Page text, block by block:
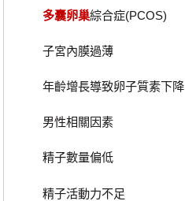
多囊卵巢綜合症(PCOS)
子宮內膜過薄
年齡增長導致卵子質素下降
男性相關因素
精子數量偏低
精子活動力不足